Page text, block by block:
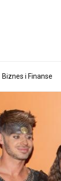
Biznes i Finanse